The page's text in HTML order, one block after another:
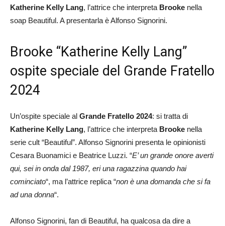
Katherine Kelly Lang, l’attrice che interpreta Brooke nella
soap Beautiful. A presentarla è Alfonso Signorini.
Brooke “Katherine Kelly Lang”
ospite speciale del Grande Fratello
2024
Un’ospite speciale al Grande Fratello 2024: si tratta di
Katherine Kelly Lang, l’attrice che interpreta Brooke nella
serie cult “Beautiful”. Alfonso Signorini presenta le opinionisti
Cesara Buonamici e Beatrice Luzzi. “E’ un grande onore averti
qui, sei in onda dal 1987, eri una ragazzina quando hai
cominciato“, ma l’attrice replica “non è una domanda che si fa
ad una donna“.
Alfonso Signorini, fan di Beautiful, ha qualcosa da dire a